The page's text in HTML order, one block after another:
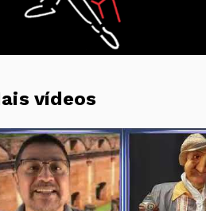
vídeos